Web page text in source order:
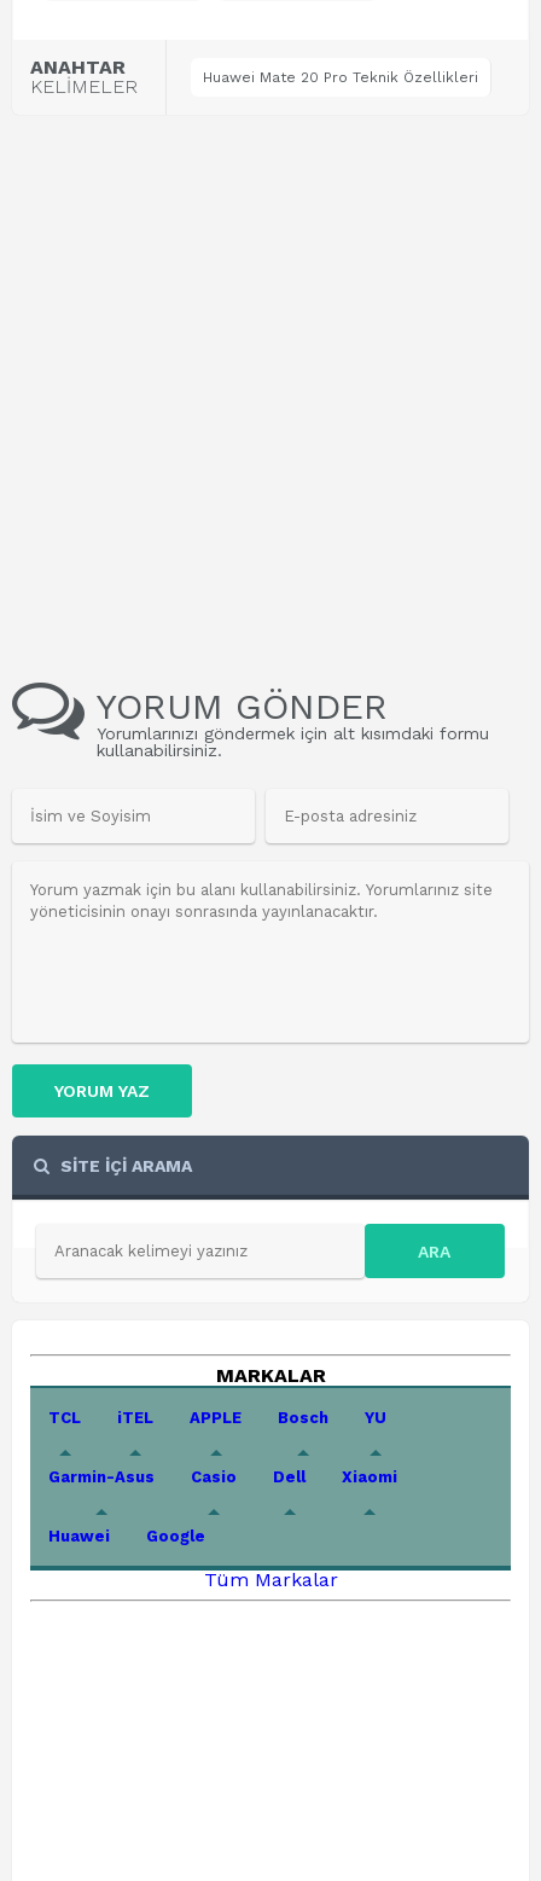
ANAHTAR
KELİMELER
Huawei Mate 20 Pro Teknik Özellikleri
YORUM GÖNDER
Yorumlarınızı göndermek için alt kısımdaki formu
kullanabilirsiniz.
YORUM YAZ
SİTE İÇİ ARAMA
ARA
MARKALAR
TCL iTEL APPLE Bosch YU
Garmin-Asus Casio Dell Xiaomi
Huawei Google
Tüm Markalar